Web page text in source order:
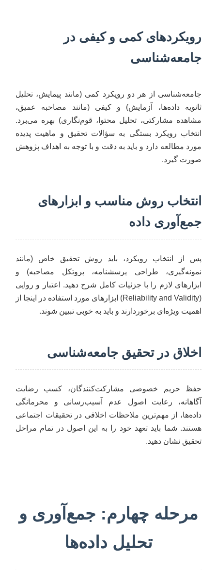
رویکردهای کمی و کیفی در
جامعه‌شناسی
جامعه‌شناسی از هر دو رویکرد کمی (مانند پیمایش، تحلیل
ثانویه داده‌ها، آزمایش) و کیفی (مانند مصاحبه عمیق،
مشاهده مشارکتی، تحلیل محتوا، قوم‌نگاری) بهره می‌برد.
انتخاب رویکرد بستگی به سؤالات تحقیق و ماهیت پدیده
مورد مطالعه دارد و باید به دقت و با توجه به اهداف پژوهش
صورت گیرد.
انتخاب روش مناسب و ابزارهای
جمع‌آوری داده
پس از انتخاب رویکرد، باید روش تحقیق خاص (مانند
نمونه‌گیری، طراحی پرسشنامه، پروتکل مصاحبه) و
ابزارهای لازم را با جزئیات کامل شرح دهید. اعتبار و روایی
(Reliability and Validity) ابزارهای مورد استفاده در اینجا از
اهمیت ویژه‌ای برخوردارند و باید به خوبی تبیین شوند.
اخلاق در تحقیق جامعه‌شناسی
حفظ حریم خصوصی مشارکت‌کنندگان، کسب رضایت
آگاهانه، رعایت اصول عدم آسیب‌رسانی و محرمانگی
داده‌ها، از مهم‌ترین ملاحظات اخلاقی در تحقیقات اجتماعی
هستند. شما باید تعهد خود را به این اصول در تمام مراحل
تحقیق نشان دهید.
مرحله چهارم: جمع‌آوری و
تحلیل داده‌ها